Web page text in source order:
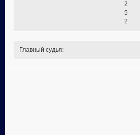
2
5
2
Главный судья: